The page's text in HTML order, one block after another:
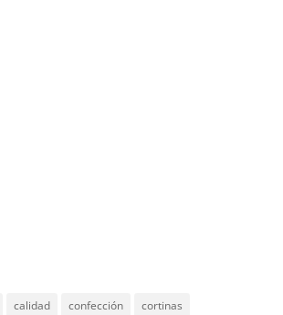
calidad confección
cortinas